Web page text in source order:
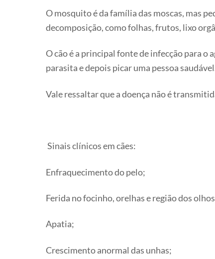
O mosquito é da família das moscas, mas
decomposição, como folhas, frutos, lixo
O cão é a principal fonte de infecção para o
parasita e depois picar uma pessoa
Vale ressaltar que a doença não é
Sinais clínicos em cães:
Enfraquecimento do pelo;
Ferida no focinho, orelhas e região dos
Apatia;
Crescimento anormal das unhas;